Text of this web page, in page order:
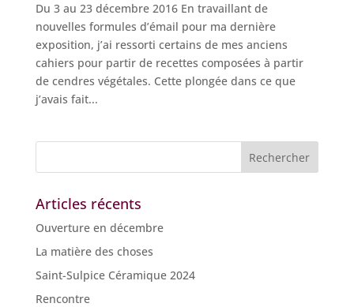
Du 3 au 23 décembre 2016 En travaillant de
nouvelles formules d’émail pour ma dernière
exposition, j’ai ressorti certains de mes anciens
cahiers pour partir de recettes composées à partir
de cendres végétales. Cette plongée dans ce que
j’avais fait...
Articles récents
Ouverture en décembre
La matière des choses
Saint-Sulpice Céramique 2024
Rencontre